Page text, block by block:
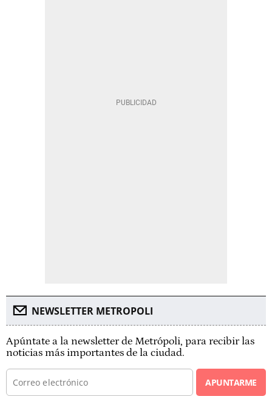
NEWSLETTER METROPOLI
Apúntate a la newsletter de Metrópoli, para recibir las
noticias más importantes de la ciudad.
APUNTARME